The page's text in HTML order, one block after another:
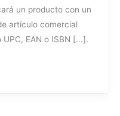
un producto con un
artículo comercial
EAN o ISBN [...].